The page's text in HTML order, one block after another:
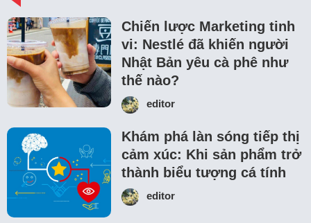
Chiến lược Marketing tinh
vi: Nestlé đã khiến người
Nhật Bản yêu cà phê như
thế nào?
editor
Khám phá làn sóng tiếp thị
cảm xúc: Khi sản phẩm trở
thành biểu tượng cá tính
editor